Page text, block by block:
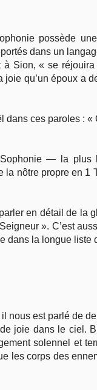
possède
dans un
à Sion, « se
qu’un époux a
dans ces paroles :
— la plus
la nôtre propre en 1
en détail de la
». C’est
dans la longue liste
nous est parlé de
joie dans le ciel.
solennel et
les corps des